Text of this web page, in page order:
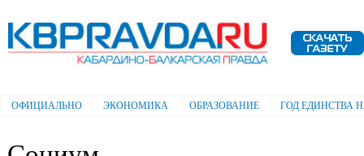
Электронная газета "Кабардино-
Балкарская правда"
Главное меню
ОФИЦИАЛЬНО ЭКОНОМИКА ОБРАЗОВАНИЕ ГОД ЕДИНСТВА